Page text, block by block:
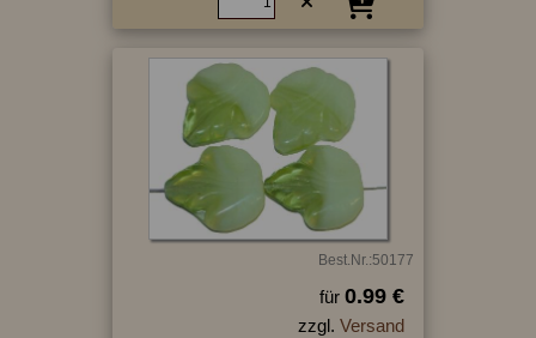
Best.Nr.:50177
für 0.99 €
zzgl. Versand